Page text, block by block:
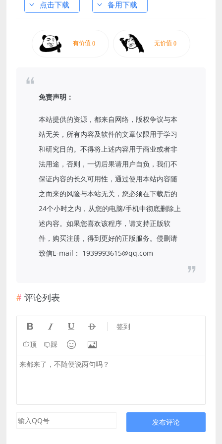
点击下载 备用下载
免责声明：
本站提供的资源，都来自网络，版权争议与本
站无关，所有内容及软件的文章仅限用于学习
和研究目的。不得将上述内容用于商业或者非
法用途，否则，一切后果请用户自负，我们不
保证内容的长久可用性，通过使用本站内容随
之而来的风险与本站无关，您必须在下载后的
24个小时之内，从您的电脑/手机中彻底删除上
述内容。如果您喜欢该程序，请支持正版软
件，购买注册，得到更好的正版服务。侵删请
致信E-mail： 1939993615@qq.com
评论列表
    签到
顶 踩  
发布评论